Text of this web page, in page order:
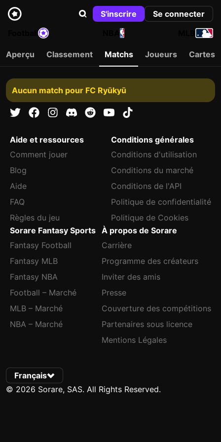
S'inscrire
Se connecter
NBA
Aperçu Classement Matchs Joueurs Cartes
Aucun match pour FC Ryūkyū
Aide et ressources
Comment jouer
Blog
Aide
FAQ
Règles du jeu
Conditions générales
Conditions d'utilisation
Conditions du marché
Conditions de l'API
Politique de confidentialité
Politique de Cookies
Sorare Fantasy Sports
Fantasy Football
Fantasy MLB
Fantasy NBA
Football – Marché
MLB – Marché
NBA – Marché
À propos de Sorare
Carrière
Programme des créateurs
Inviter des amis
Presse
Couverture des compétitions
Partenaires sous licence
Mentions Légales
Français
© 2026 Sorare, SAS. All Rights Reserved.